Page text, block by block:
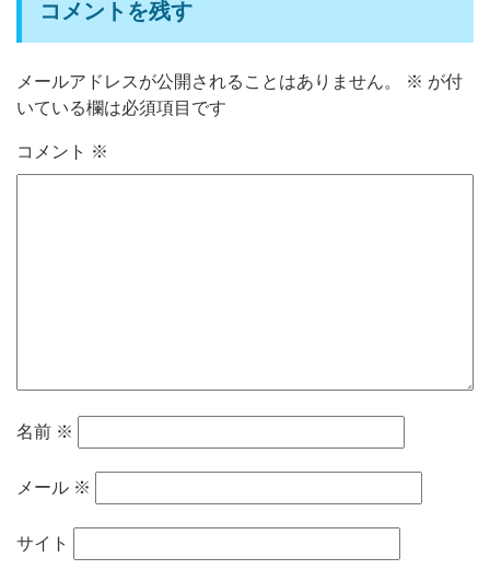
コメントを残す
メールアドレスが公開されることはありません。 ※ が付
いている欄は必須項目です
コメント ※
名前 ※
メール ※
サイト